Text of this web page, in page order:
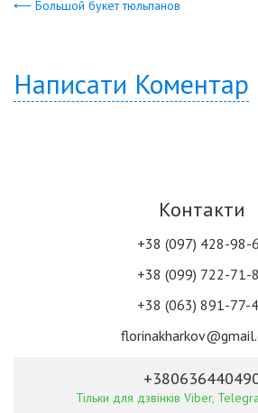
⟵ Большой букет тюльпанов
Написати Коментар
Контакти
+38 (097) 428-98-
+38 (099) 722-71-
+38 (063) 891-77-
Тільки для дзвінків Viber,